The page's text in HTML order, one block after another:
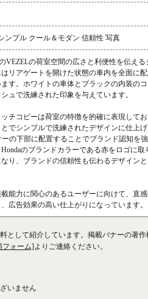
ンプル クール＆モダン 信頼性 写真
VEZELの荷室空間の広さと利便性を伝える
リアゲートを開けた状態の車内を全面に
す。ホワイトの車体とブラックの内装の
ュで洗練された印象を与えています。
チコピーは荷室の特徴を的確に表現して
でシンプルで洗練されたデザインに仕上げ
の下部に配置することでブランド認知を
のブランドカラーである赤をロゴに取
り、ブランドの信頼性も伝わるデザイン
能力に関心のあるユーザーに向けて、直
広告効果の高い仕上がりになっています。
として紹介しています。掲載バナーの著
フォーム]よりご連絡ください。
いません